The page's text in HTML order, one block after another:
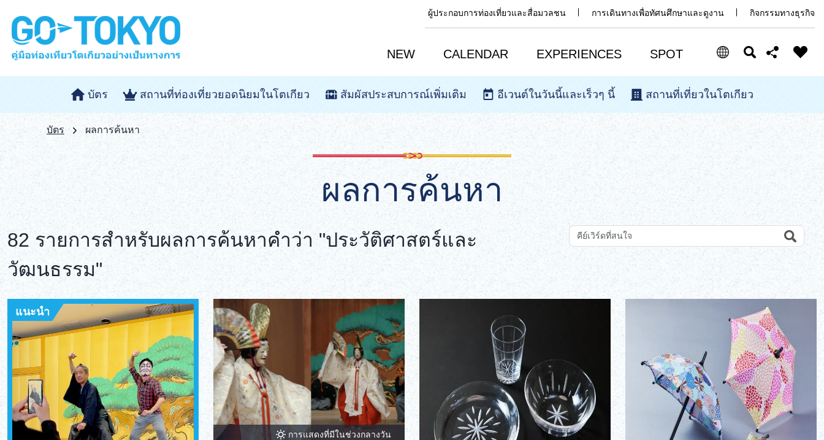
ผู้ประกอบการท่องเที่ยวและสื่อมวลชน การเดินทางเพื่อทัศนศึกษาและดูงาน กิจกรรมทางธุรกิจ
NEW CALENDAR EXPERIENCES SPOT
Select Language
ENGLISH
中文(简体)
中文(繁體/正體)
한글
ภาษาไทย
ESPAÑOL
FRANÇAIS
Share this page
Facebook
X (Twitter)
Email
Copy URL
บัตร สถานที่ท่องเที่ยวยอดนิยมในโตเกียว สัมผัสประสบการณ์เพิ่มเติม อีเวนต์ในวันนี้และเร็วๆ นี้ สถานที่เที่ยวในโตเกียว
บัตร ผลการค้นหา
ผลการค้นหา
82 รายการสำหรับผลการค้นหาคำว่า "ประวัติศาสตร์และ
วัฒนธรรม"
Search
ค้นหาสถานที่ท่องเที่ยวด้วยคีย์เวิร์ด
แนะนำ
การแสดงที่มีในช่วงกลางวัน